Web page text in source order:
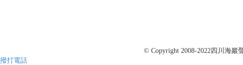
© Copyright 2008-2022四川海巖
撥打電話